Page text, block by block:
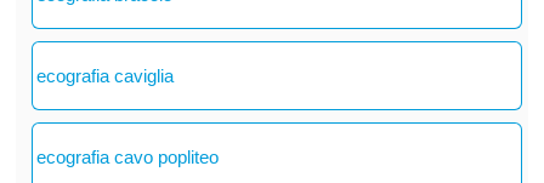
ecografia caviglia
ecografia cavo popliteo